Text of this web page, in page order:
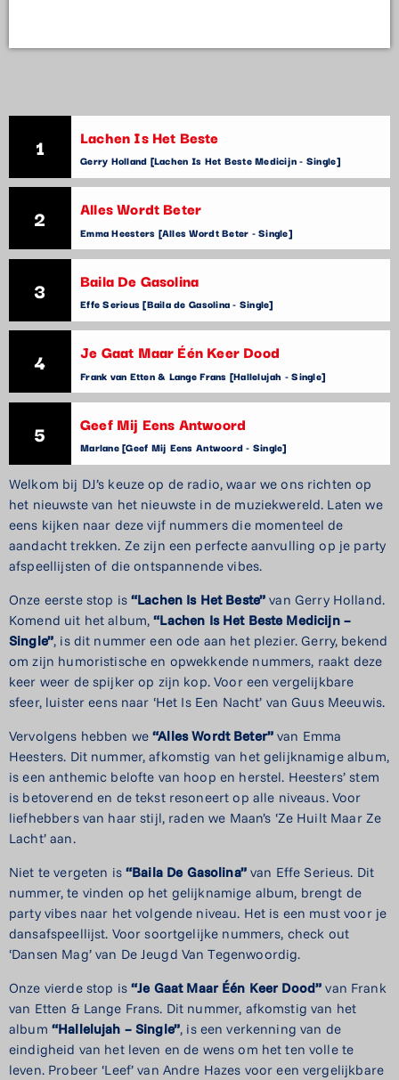
1 Lachen Is Het Beste
Gerry Holland [Lachen Is Het Beste Medicijn - Single]
2 Alles Wordt Beter
Emma Heesters [Alles Wordt Beter - Single]
3 Baila De Gasolina
Effe Serieus [Baila de Gasolina - Single]
4 Je Gaat Maar Één Keer Dood
Frank van Etten & Lange Frans [Hallelujah - Single]
5 Geef Mij Eens Antwoord
Marlane [Geef Mij Eens Antwoord - Single]
Welkom bij DJ’s keuze op de radio, waar we ons richten op
het nieuwste van het nieuwste in de muziekwereld. Laten we
eens kijken naar deze vijf nummers die momenteel de
aandacht trekken. Ze zijn een perfecte aanvulling op je party
afspeellijsten of die ontspannende vibes.
Onze eerste stop is “Lachen Is Het Beste” van Gerry Holland.
Komend uit het album,“Lachen Is Het Beste Medicijn –
Single”, is dit nummer een ode aan het plezier. Gerry, bekend
om zijn humoristische en opwekkende nummers, raakt deze
keer weer de spijker op zijn kop. Voor een vergelijkbare
sfeer, luister eens naar ‘Het Is Een Nacht’ van Guus Meeuwis.
Vervolgens hebben we“Alles Wordt Beter” van Emma
Heesters. Dit nummer, afkomstig van het gelijknamige album,
is een anthemic belofte van hoop en herstel. Heesters’ stem
is betoverend en de tekst resoneert op alle niveaus. Voor
liefhebbers van haar stijl, raden we Maan’s ‘Ze Huilt Maar Ze
Lacht’ aan.
Niet te vergeten is “Baila De Gasolina”van Effe Serieus. Dit
nummer, te vinden op het gelijknamige album, brengt de
party vibes naar het volgende niveau. Het is een must voor je
dansafspeellijst. Voor soortgelijke nummers, check out
‘Dansen Mag’ van De Jeugd Van Tegenwoordig.
Onze vierde stop is “Je Gaat Maar Één Keer Dood” van Frank
van Etten & Lange Frans. Dit nummer, afkomstig van het
album “Hallelujah – Single”, is een verkenning van de
eindigheid van het leven en de wens om het ten volle te
leven. Probeer ‘Leef’ van Andre Hazes voor een vergelijkbare